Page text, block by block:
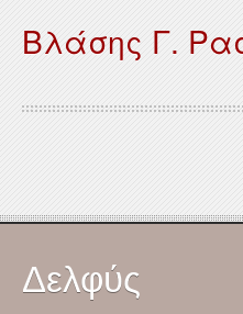
Βλάσης Γ.
Δελφύς